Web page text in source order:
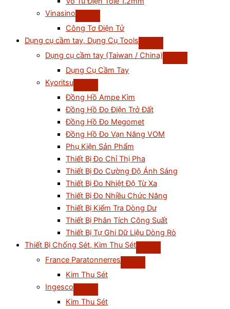
Vinasino
Công Tơ Điện Tử
Dụng cụ cầm tay, Dụng Cụ Tools
Dụng cụ cầm tay (Taiwan / China)
Dụng Cụ Cầm Tay
Kyoritsu
Đồng Hồ Ampe Kìm
Đồng Hồ Đo Điện Trở Đất
Đồng Hồ Đo Megomet
Đồng Hồ Đo Vạn Năng VOM
Phụ Kiện Sản Phẩm
Thiết Bị Đo Chỉ Thị Pha
Thiết Bị Đo Cường Độ Ánh Sáng
Thiết Bị Đo Nhiệt Độ Từ Xa
Thiết Bị Đo Nhiều Chức Năng
Thiết Bị Kiểm Tra Dòng Dư
Thiết Bị Phân Tích Công Suất
Thiết Bị Tự Ghi Dữ Liệu Dòng Rò
Thiết Bị Chống Sét, Kim Thu Sét
France Paratonnerres
Kim Thu Sét
Ingesco
Kim Thu Sét